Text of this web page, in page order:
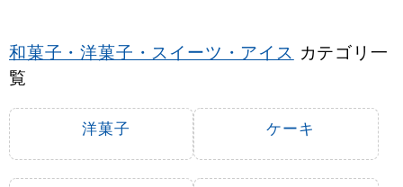
和菓子・洋菓子・スイーツ・アイス カテゴリ一
覧
洋菓子 ケーキ